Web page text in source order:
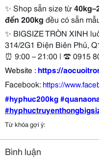
✨ Shop sẵn size từ
đến 200kg đều có sẵn
✨ BIGSIZE TRÒN XINH
314/2G1 Điện Biên Phủ,
⏰ 9:00 – 21:00 | ☎ 0915
Website : https://
Facebook: https://
#hyphuc200kg
Từ khóa gợi ý:
Bình luận